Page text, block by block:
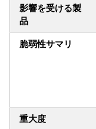
影響を受ける製
品
脆弱性サマリ
重大度